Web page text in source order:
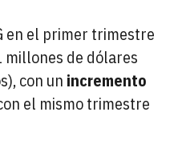
en el primer trimestre
millones de dólares
con un incremento
el mismo trimestre